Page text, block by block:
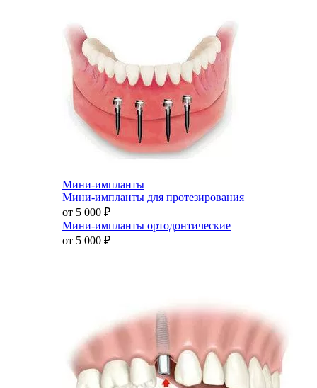
Мини-импланты
Мини-импланты для протезирования
от 5 000 ₽
Мини-импланты ортодонтические
от 5 000 ₽